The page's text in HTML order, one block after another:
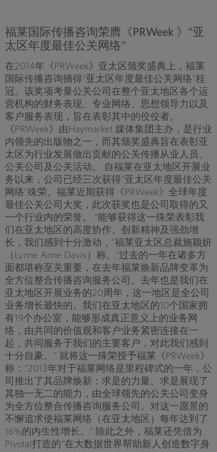
福莱国际传播咨询荣膺《PRWeek 》“亚
太区年度最佳公关网络”
在2014年《PRWeek》亚太区颁奖盛典上，福莱
国际传播咨询摘得“亚太区年度最佳公关网络”桂
冠。该奖项考量公关公司在整个亚太地区各个运
营机构的财务表现、专业网络、思想领导力以及
客户服务表现，旨在表彰其中的佼佼者。
《PRWeek》由Haymarket 媒体集团主办，是行业
内领先的出版物之一，而其颁奖盛典旨在表彰亚
太区为行业发展做出贡献的公关传播从业人员、
公关公司及公关活动。 自福莱在亚太地区开展业
务以来，公司已经三次获得“亚太区年度最佳公关
网络”殊荣。福莱近期获得《PRWeek》全球年度
最佳公关公司大奖，此次获奖也是公司取得的又
一个行业内的荣誉。 “能够获得这一殊荣表彰我
们在亚太地区的高度协作、创新精神及强劲增
长，我们感到十分激动，”福莱亚太区总裁施颖妍
（Lynne Anne Davis）称。“过去的一年在诸多方
面都堪称至关重要，在去年福莱焕新品牌变革为
全方位整合传播咨询服务公司。去年也是我们在
亚太地区开展业务的20周年，这一地区是全公司
业务增长最快的。我们在亚太地区的10个国家拥
有19个办公室，能够形成真正意义上的业务网
络，由共同的价值观和客户业务紧密连接在一
起，共同服务于我们的主要客户，对此我们感到
十分自豪。” 就将这一殊荣授予福莱《PRWeek》
称：“2013年对于福莱网络是里程碑式的一年，公
司推出了其品牌焕新：求是的力量。求是展现了
其独一无二的能力，由全球领先的公关公司变身
为全方位整合传播咨询服务公司。对这一愿景的
不懈追求使福莱网络（在亚太地区）每年达到了
16%的内生性增长。” 除此之外，福莱还凭借为
Pivotal打造的“在大数据世界帮助新人创造数字身